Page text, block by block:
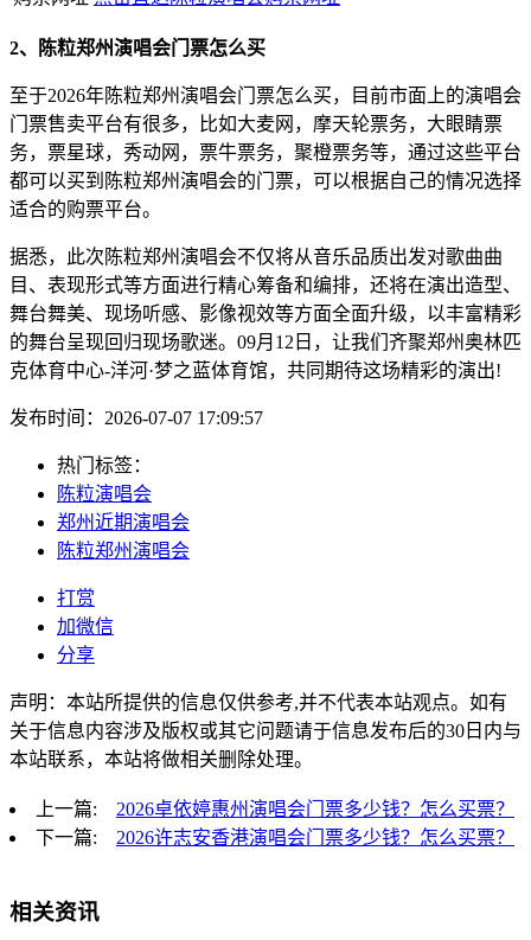
2、陈粒郑州演唱会门票怎么买
至于2026年陈粒郑州演唱会门票怎么买，目前市面上的演唱会
门票售卖平台有很多，比如大麦网，摩天轮票务，大眼睛票
务，票星球，秀动网，票牛票务，聚橙票务等，通过这些平台
都可以买到陈粒郑州演唱会的门票，可以根据自己的情况选择
适合的购票平台。
据悉，此次陈粒郑州演唱会不仅将从音乐品质出发对歌曲曲
目、表现形式等方面进行精心筹备和编排，还将在演出造型、
舞台舞美、现场听感、影像视效等方面全面升级，以丰富精彩
的舞台呈现回归现场歌迷。09月12日，让我们齐聚郑州奥林匹
克体育中心-洋河·梦之蓝体育馆，共同期待这场精彩的演出!
发布时间：2026-07-07 17:09:57
热门标签：
陈粒演唱会
郑州近期演唱会
陈粒郑州演唱会
打赏
加微信
分享
声明：本站所提供的信息仅供参考,并不代表本站观点。如有
关于信息内容涉及版权或其它问题请于信息发布后的30日内与
本站联系，本站将做相关删除处理。
上一篇: 2026卓依婷惠州演唱会门票多少钱？怎么买票？
下一篇: 2026许志安香港演唱会门票多少钱？怎么买票？
相关资讯